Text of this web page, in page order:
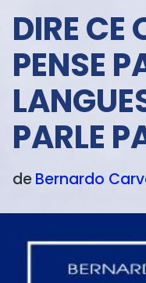
AUTEURS
À L'AFFICHE
CATALOGUE
DISTINCTIONS
CRITIQUES
PODCASTS
texte
DIRE CE
PENSE
PARLE
deBernardo